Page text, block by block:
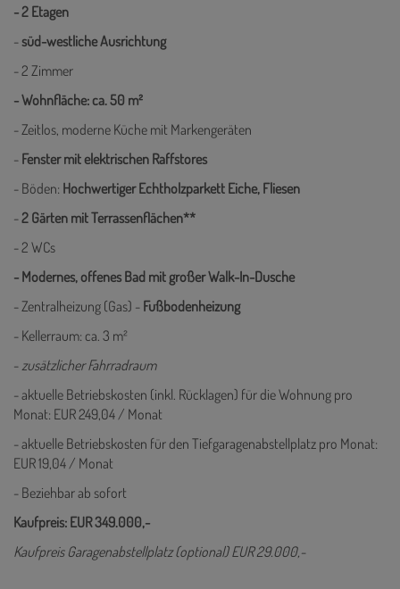
- 2 Etagen
-süd-westliche Ausrichtung
- 2 Zimmer
- Wohnfläche: ca. 50 m²
- Zeitlos, moderne Küche mit Markengeräten
- Fenster mit elektrischen Raffstores
- Böden: Hochwertiger Echtholzparkett Eiche, Fliesen
-2 Gärten mit Terrassenflächen**
- 2 WCs
- Modernes, offenes Bad mit großer Walk-In-Dusche
- Zentralheizung (Gas) - Fußbodenheizung
- Kellerraum: ca. 3 m²
-zusätzlicher Fahrradraum
- aktuelle Betriebskosten (inkl. Rücklagen) für die Wohnung pro
Monat: EUR 249,04 / Monat
- aktuelle Betriebskosten für den Tiefgaragenabstellplatz pro Monat:
EUR 19,04 / Monat
- Beziehbar ab sofort
Kaufpreis: EUR 349.000,-
Kaufpreis Garagenabstellplatz (optional) EUR 29.000,-